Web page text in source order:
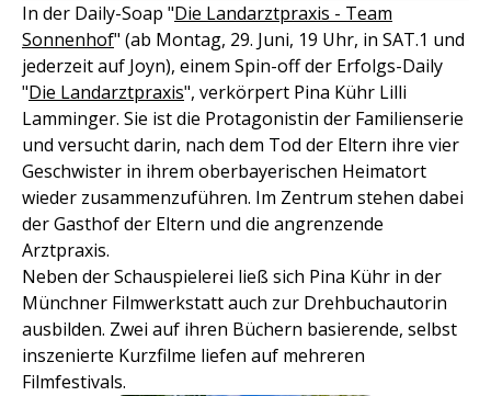
In der Daily-Soap "Die Landarztpraxis - Team
Sonnenhof" (ab Montag, 29. Juni, 19 Uhr, in SAT.1 und
jederzeit auf Joyn), einem Spin-off der Erfolgs-Daily
"Die Landarztpraxis", verkörpert Pina Kühr Lilli
Lamminger. Sie ist die Protagonistin der Familienserie
und versucht darin, nach dem Tod der Eltern ihre vier
Geschwister in ihrem oberbayerischen Heimatort
wieder zusammenzuführen. Im Zentrum stehen dabei
der Gasthof der Eltern und die angrenzende
Arztpraxis.
Neben der Schauspielerei ließ sich Pina Kühr in der
Münchner Filmwerkstatt auch zur Drehbuchautorin
ausbilden. Zwei auf ihren Büchern basierende, selbst
inszenierte Kurzfilme liefen auf mehreren
Filmfestivals.